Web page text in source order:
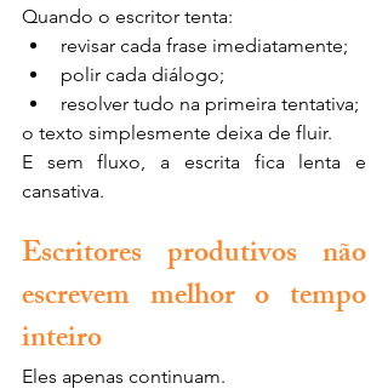
Quando o escritor tenta:
revisar cada frase imediatamente;
polir cada diálogo;
resolver tudo na primeira tentativa;
o texto simplesmente deixa de fluir.
E sem fluxo, a escrita fica lenta e
cansativa.
Escritores produtivos não
escrevem melhor o tempo
inteiro
Eles apenas continuam.